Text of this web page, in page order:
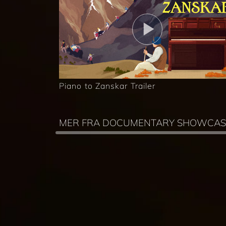
Piano to Zanskar Trailer
MER FRA DOCUMENTARY